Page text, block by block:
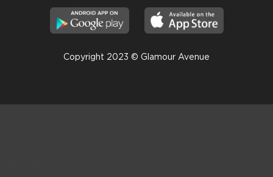
Copyright 2023 © Glamour Avenue